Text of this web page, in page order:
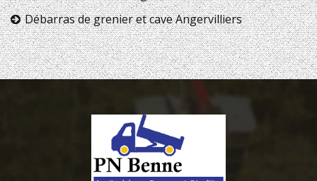
Débarras de grenier et cave Angervilliers